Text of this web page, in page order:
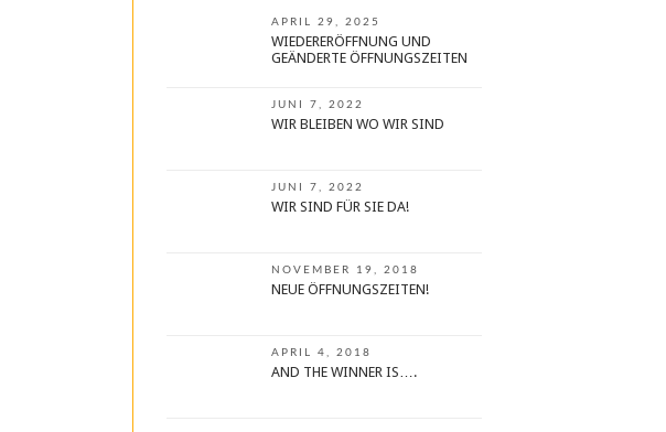
APRIL 29, 2025
WIEDERERÖFFNUNG UND
GEÄNDERTE ÖFFNUNGSZEITEN
JUNI 7, 2022
WIR BLEIBEN WO WIR SIND
JUNI 7, 2022
WIR SIND FÜR SIE DA!
NOVEMBER 19, 2018
NEUE ÖFFNUNGSZEITEN!
APRIL 4, 2018
AND THE WINNER IS….